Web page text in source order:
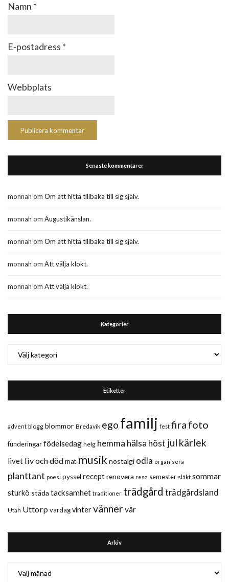
Namn *
E-postadress *
Webbplats
Senaste kommentarer
monnah om Om att hitta tillbaka till sig själv.
monnah om Augustikänslan.
monnah om Om att hitta tillbaka till sig själv.
monnah om Att välja klokt.
monnah om Att välja klokt.
Kategorier
Etiketter
advent blogg blommor Bredavik ego familj fest fira foto
funderingarfödelsedag helg hemma hälsa höst jul kärlek
livet liv och dödmat musik nostalgi odla organisera
planttant poesi pyssel receptrenovera resa semester släkt sommar
sturkö städa tacksamhet traditioner trädgård trädgårdsland
Utah Uttorp vardagvintervänner vår
Arkiv